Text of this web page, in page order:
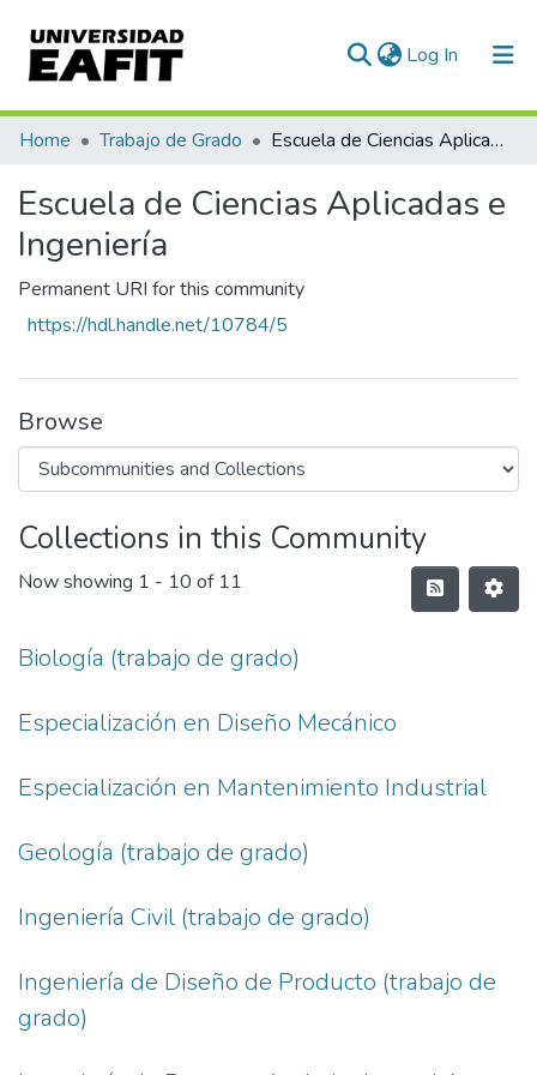
Log In (current)
Communities & Collections
Statistics
Home Trabajo de Grado Escuela de Ciencias Aplicadas e Ingeniería
Escuela de Ciencias Aplicadas e
Ingeniería
Permanent URI for this community
https://hdl.handle.net/10784/5
Browse
Collections in this Community
Now showing 1 - 10 of 11
Biología (trabajo de grado)
Especialización en Diseño Mecánico
Especialización en Mantenimiento Industrial
Geología (trabajo de grado)
Ingeniería Civil (trabajo de grado)
Ingeniería de Diseño de Producto (trabajo de
grado)